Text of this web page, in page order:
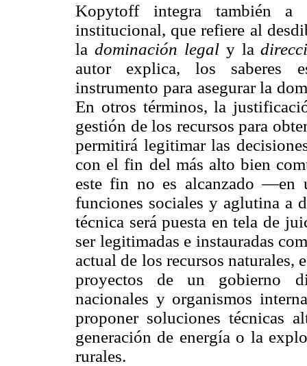
Kopytoff integra también a
institucional, que refiere al
la dominación legaly la
autor explica, los saberes
instrumento para asegurar la
En otros términos, la
gestión de los recursos para
permitirá legitimar las
con el fin del más alto bien
este fin no es alcanzado —en
funciones sociales y aglutina a
técnica será puesta en tela de
ser legitimadas e instauradas
actual de los recursos naturales,
proyectos de un gobierno
nacionales y organismos
proponer soluciones técnicas
generación de energía o la
rurales.